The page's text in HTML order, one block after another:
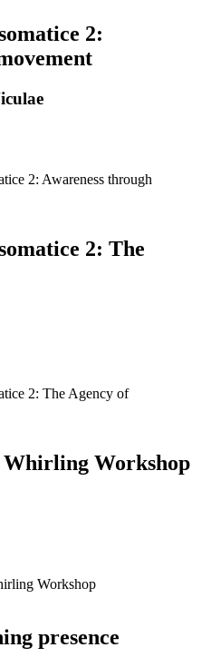
2:
2: The
Workshop
presence